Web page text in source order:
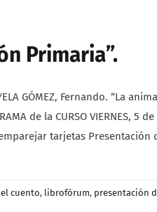
Primaria”.
GÓMEZ, Fernando. “La
de la CURSO VIERNES, 5
tarjetas Presentación
cuento, librofórum, presentación